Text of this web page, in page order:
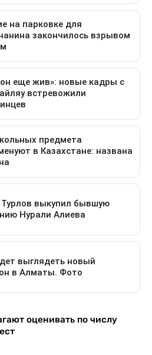
оценивать по числу